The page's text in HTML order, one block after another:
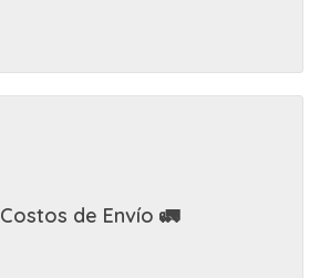
Costos de Envío 🚛